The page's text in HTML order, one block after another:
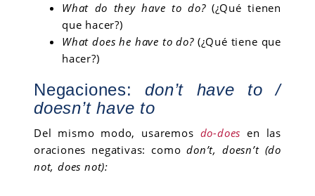
What do they have to do?(¿Qué tienen
que hacer?)
What does he have to do?(¿Qué tiene que
hacer?)
Negaciones:don’t have to /
doesn’t have to
Del mismo modo, usaremos do-does en las
oraciones negativas: comodon’t, doesn’t (do
not, does not):